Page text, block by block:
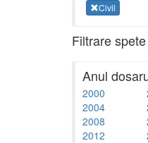
Civil
Filtrare spete
Anul
2000
2004
2008
2012